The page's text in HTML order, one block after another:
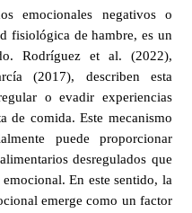
emocionales negativos o
fisiológica de hambre, es un
Rodríguez et al. (2022),
(2017), describen esta
o evadir experiencias
de comida. Este mecanismo
puede proporcionar
desregulados que
En este sentido, la
emerge como un factor